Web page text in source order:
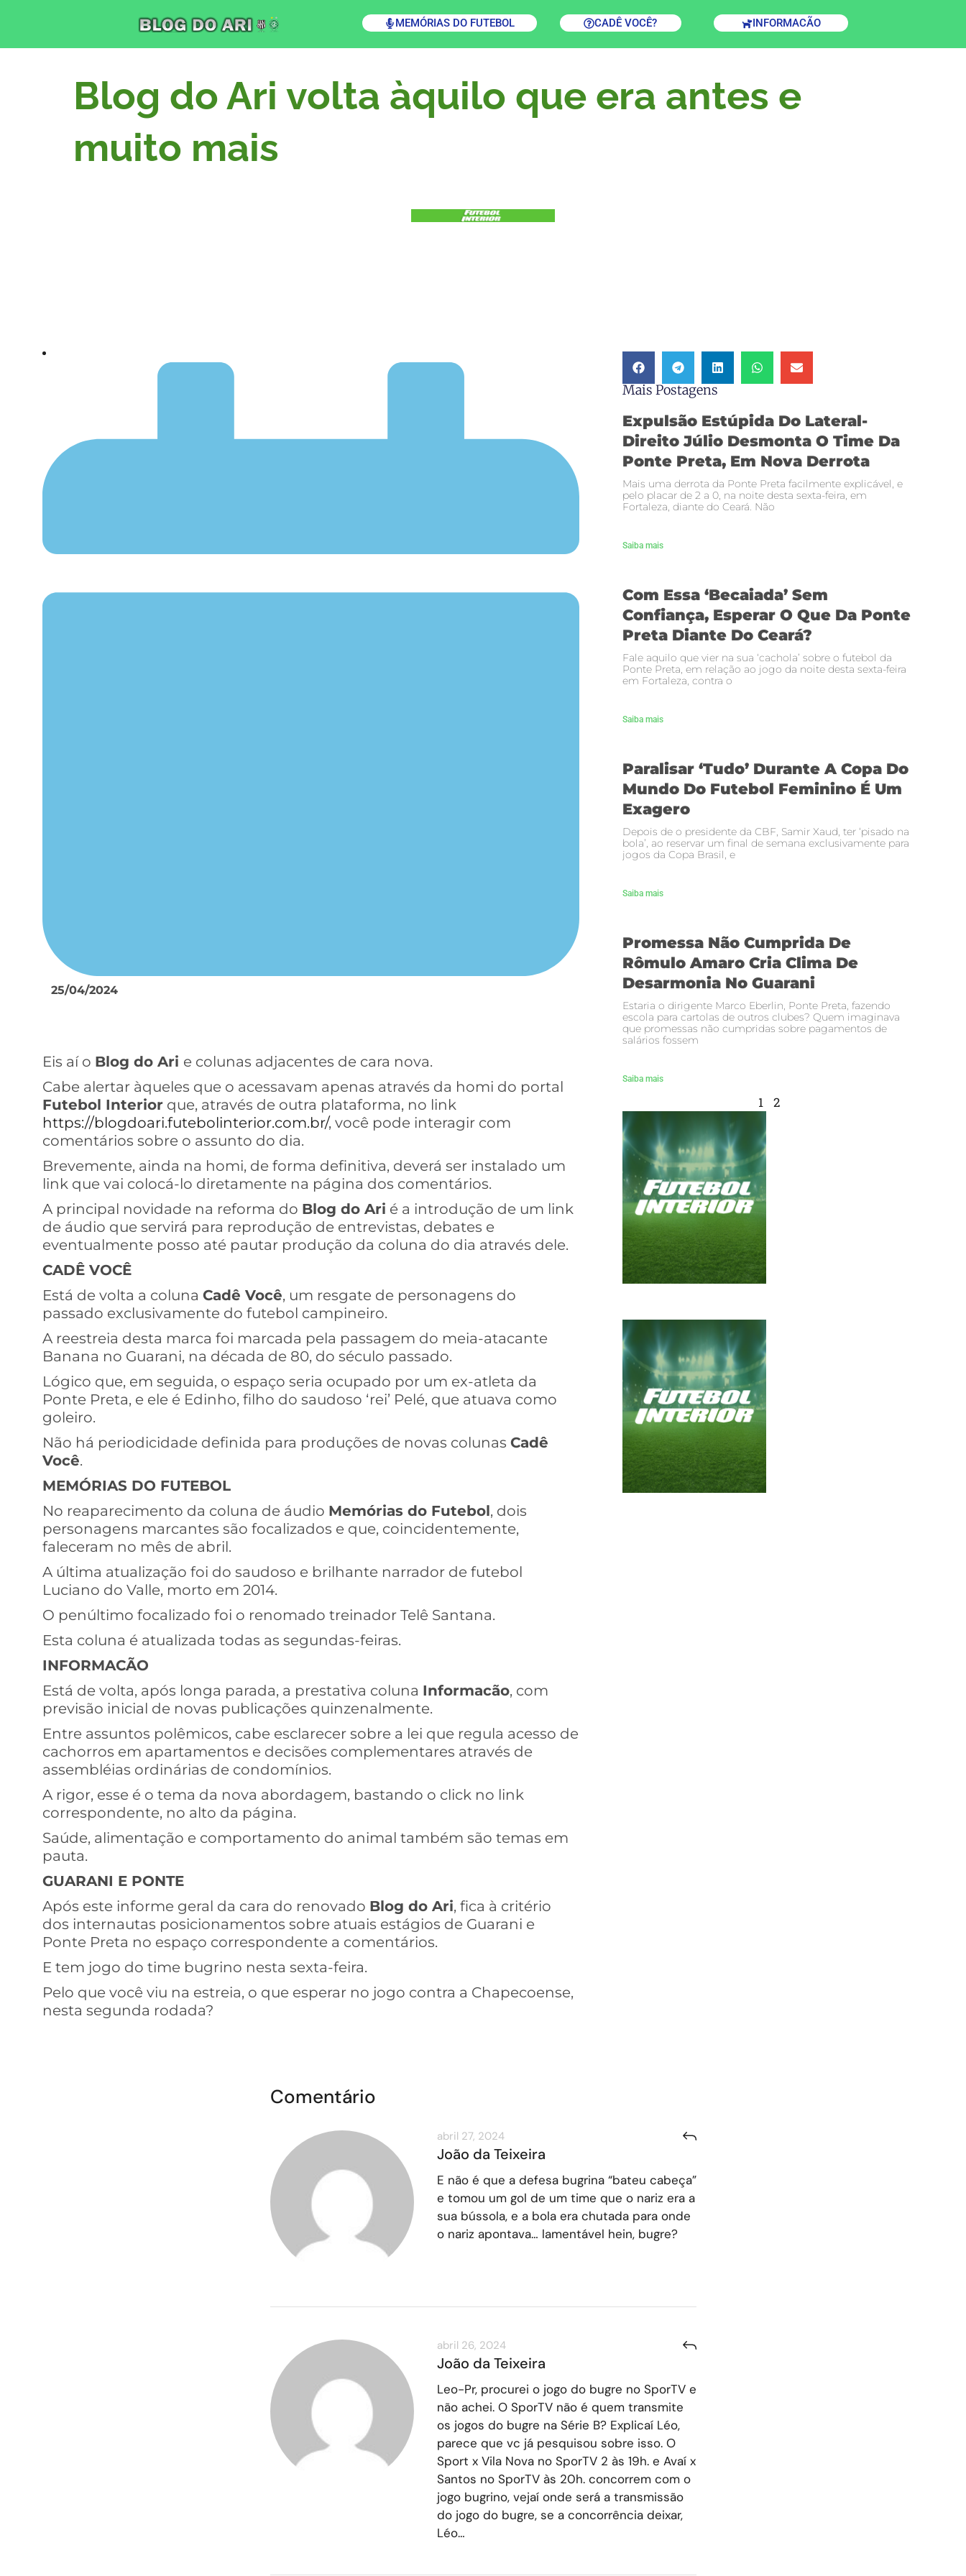
MEMÓRIAS DO FUTEBOL CADÊ VOCÊ? INFORMACÃO
Blog do Ari volta àquilo que era antes e
muito mais
25/04/2024
Eis aí o Blog do Ari e colunas adjacentes de cara nova.
Cabe alertar àqueles que o acessavam apenas através da homi do portal
Futebol Interior que, através de outra plataforma, no link
https://blogdoari.futebolinterior.com.br/, você pode interagir com
comentários sobre o assunto do dia.
Brevemente, ainda na homi, de forma definitiva, deverá ser instalado um
link que vai colocá-lo diretamente na página dos comentários.
A principal novidade na reforma do Blog do Ari é a introdução de um link
de áudio que servirá para reprodução de entrevistas, debates e
eventualmente posso até pautar produção da coluna do dia através dele.
CADÊ VOCÊ
Está de volta a coluna Cadê Você, um resgate de personagens do
passado exclusivamente do futebol campineiro.
A reestreia desta marca foi marcada pela passagem do meia-atacante
Banana no Guarani, na década de 80, do século passado.
Lógico que, em seguida, o espaço seria ocupado por um ex-atleta da
Ponte Preta, e ele é Edinho, filho do saudoso ‘rei’ Pelé, que atuava como
goleiro.
Não há periodicidade definida para produções de novas colunas Cadê
Você.
MEMÓRIAS DO FUTEBOL
No reaparecimento da coluna de áudio Memórias do Futebol, dois
personagens marcantes são focalizados e que, coincidentemente,
faleceram no mês de abril.
A última atualização foi do saudoso e brilhante narrador de futebol
Luciano do Valle, morto em 2014.
O penúltimo focalizado foi o renomado treinador Telê Santana.
Esta coluna é atualizada todas as segundas-feiras.
INFORMACÃO
Está de volta, após longa parada, a prestativa coluna Informacão, com
previsão inicial de novas publicações quinzenalmente.
Entre assuntos polêmicos, cabe esclarecer sobre a lei que regula acesso de
cachorros em apartamentos e decisões complementares através de
assembléias ordinárias de condomínios.
A rigor, esse é o tema da nova abordagem, bastando o click no link
correspondente, no alto da página.
Saúde, alimentação e comportamento do animal também são temas em
pauta.
GUARANI E PONTE
Após este informe geral da cara do renovado Blog do Ari, fica à critério
dos internautas posicionamentos sobre atuais estágios de Guarani e
Ponte Preta no espaço correspondente a comentários.
E tem jogo do time bugrino nesta sexta-feira.
Pelo que você viu na estreia, o que esperar no jogo contra a Chapecoense,
nesta segunda rodada?
Mais Postagens
Expulsão Estúpida Do Lateral-
Direito Júlio Desmonta O Time Da
Ponte Preta, Em Nova Derrota
Mais uma derrota da Ponte Preta facilmente explicável, e
pelo placar de 2 a 0, na noite desta sexta-feira, em
Fortaleza, diante do Ceará. Não
Saiba mais
Com Essa ‘becaiada’ Sem
Confiança, Esperar O Que Da Ponte
Preta Diante Do Ceará?
Fale aquilo que vier na sua ‘cachola’ sobre o futebol da
Ponte Preta, em relação ao jogo da noite desta sexta-feira
em Fortaleza, contra o
Saiba mais
Paralisar ‘tudo’ Durante A Copa Do
Mundo Do Futebol Feminino É Um
Exagero
Depois de o presidente da CBF, Samir Xaud, ter ‘pisado na
bola’, ao reservar um final de semana exclusivamente para
jogos da Copa Brasil, e
Saiba mais
Promessa Não Cumprida De
Rômulo Amaro Cria Clima De
Desarmonia No Guarani
Estaria o dirigente Marco Eberlin, Ponte Preta, fazendo
escola para cartolas de outros clubes? Quem imaginava
que promessas não cumpridas sobre pagamentos de
salários fossem
Saiba mais
1 2
Comentário
abril 27, 2024
João da Teixeira
E não é que a defesa bugrina “bateu cabeça”
e tomou um gol de um time que o nariz era a
sua bússola, e a bola era chutada para onde
o nariz apontava… lamentável hein, bugre?
abril 26, 2024
João da Teixeira
Leo-Pr, procurei o jogo do bugre no SporTV e
não achei. O SporTV não é quem transmite
os jogos do bugre na Série B? Explicaí Léo,
parece que vc já pesquisou sobre isso. O
Sport x Vila Nova no SporTV 2 às 19h. e Avaí x
Santos no SporTV às 20h. concorrem com o
jogo bugrino, vejaí onde será a transmissão
do jogo do bugre, se a concorrência deixar,
Léo…